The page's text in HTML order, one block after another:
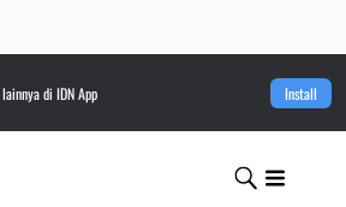
lainnya di IDN App Install